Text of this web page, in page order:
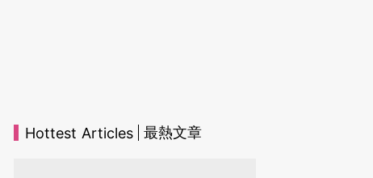
Hottest Articles 最熱文章